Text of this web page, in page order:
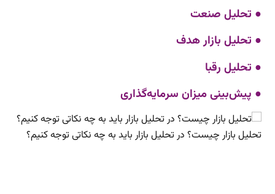
● تحلیل صنعت
● تحلیل بازار هدف
● تحلیل رقبا
● پیش‌بینی میزان سرمایه‌گذاری
تحلیل بازار چیست؟ در تحلیل بازار باید به چه نکاتی توجه کنیم؟